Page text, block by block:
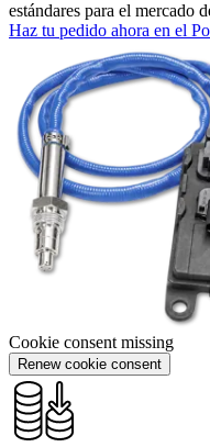
estándares para el mercado
Haz tu pedido ahora en el
Cookie consent missing
Renew cookie consent